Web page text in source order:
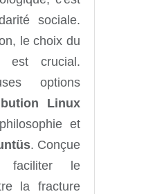
sociale.
le choix du
est crucial.
options
Linux
et
. Conçue
faciliter le
la fracture